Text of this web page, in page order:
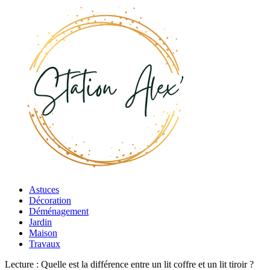
Astuces
Décoration
Déménagement
Jardin
Maison
Travaux
Lecture : Quelle est la différence entre un lit coffre et un lit tiroir ?